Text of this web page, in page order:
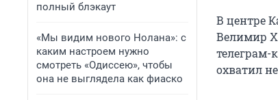
полный блэкаут
«Мы видим нового Нолана»: с
каким настроем нужно
смотреть «Одиссею», чтобы
она не выглядела как фиаско
В центре
Велимир
телеграм-
охватил